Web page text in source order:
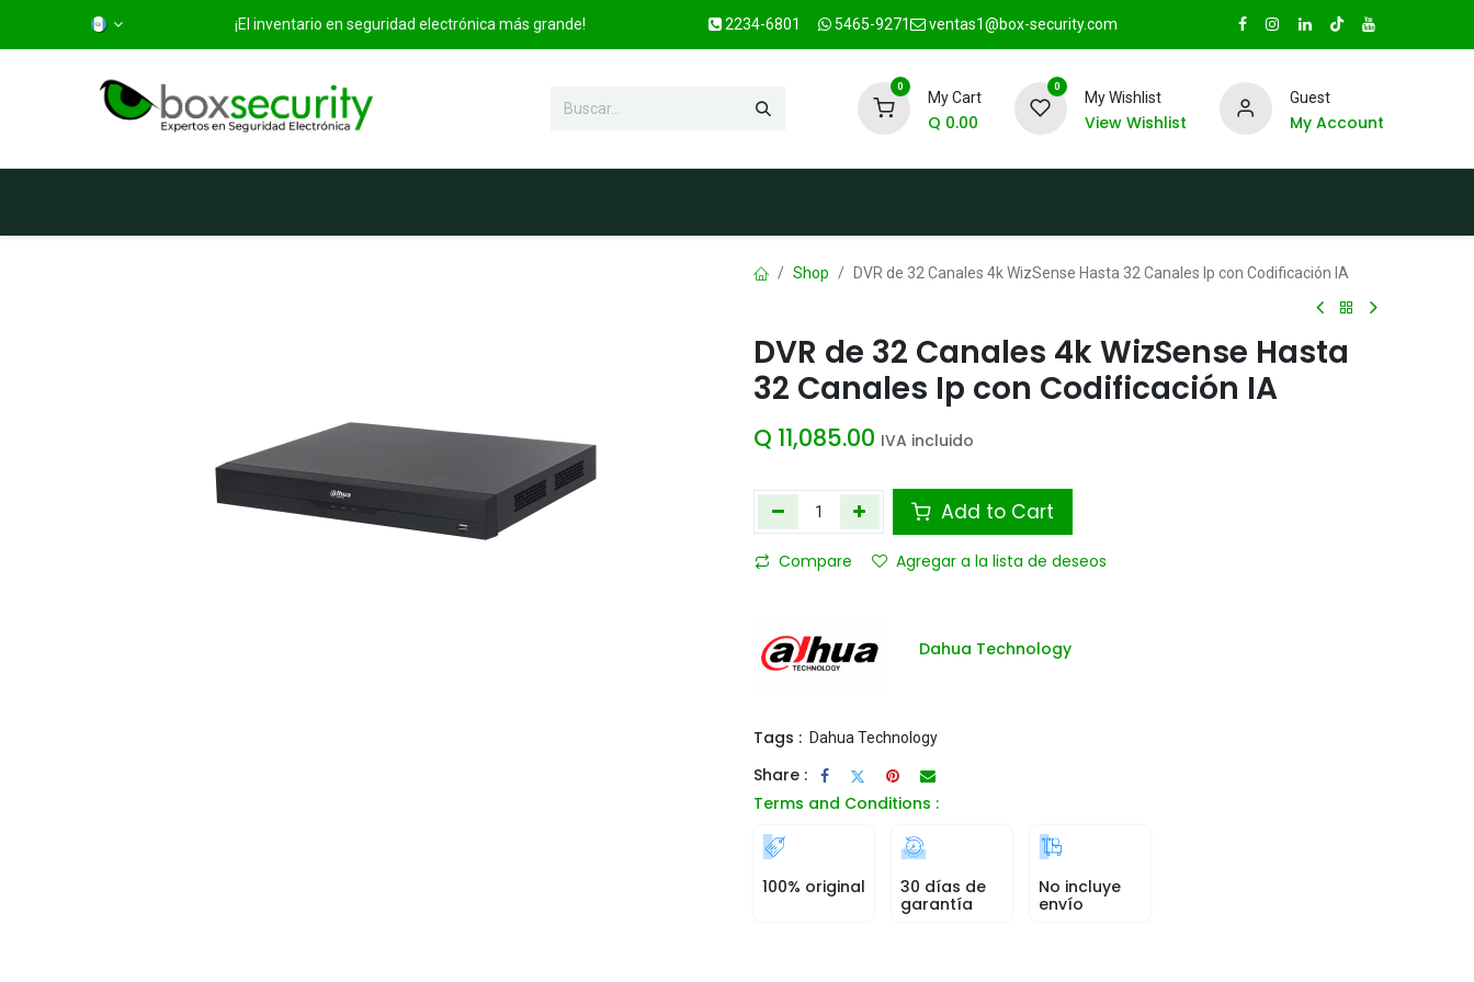
¡El inventario en seguridad electrónica más grande! 2234-6801 5465-9271 ventas1@box-security.com
0
My Cart
Q 0.00
0
My Wishlist
View Wishlist
Guest
My Account
Shop DVR de 32 Canales 4k WizSense Hasta 32 Canales Ip con Codificación IA
DVR de 32 Canales 4k WizSense Hasta
32 Canales Ip con Codificación IA
Q 11,085.00 IVA incluido
Add to Cart
Compare Agregar a la lista de deseos
Dahua Technology
Tags : Dahua Technology
Share :
Terms and Conditions :
100% original
30 días de
garantía
No incluye
envío